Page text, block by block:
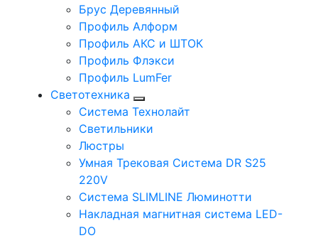
Брус Деревянный
Профиль Алформ
Профиль АКС и ШТОК
Профиль Флэкси
Профиль LumFer
Светотехника
Система Технолайт
Светильники
Люстры
Умная Трековая Система DR S25
220V
Система SLIMLINE Люминотти
Накладная магнитная система LED-
DO